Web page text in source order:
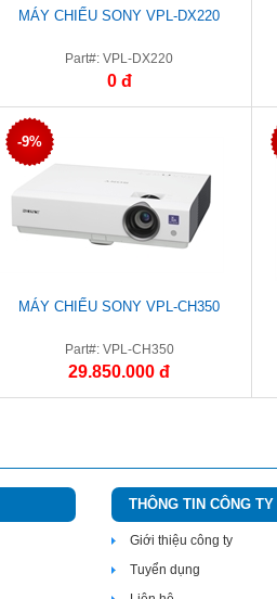
MÁY CHIẾU SONY VPL-DX220
Part#: VPL-DX220
0 đ
-9%
MÁY CHIẾU SONY VPL-CH350
Part#: VPL-CH350
29.850.000 đ
THÔNG TIN CÔNG TY
Giới thiệu công ty
Tuyển dụng